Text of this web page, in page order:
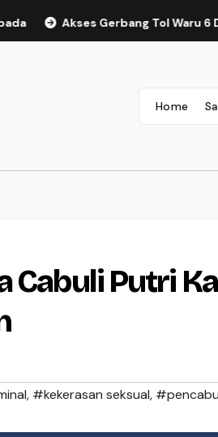
Akses Gerbang Tol Waru 6 Dialihkan
Home
Cabuli Putri
, #kekerasan seksual,